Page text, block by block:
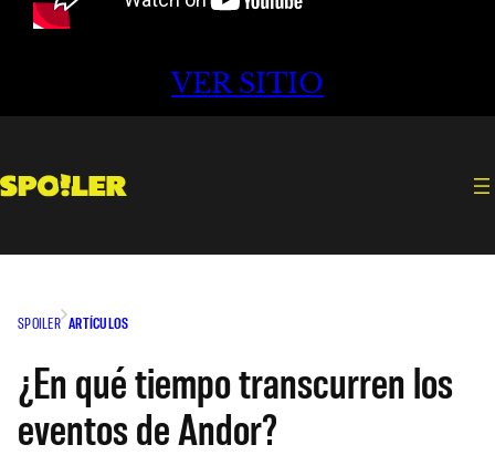
VER SITIO
SPOILER ARTÍCULOS
¿En qué tiempo transcurren los
eventos de Andor?